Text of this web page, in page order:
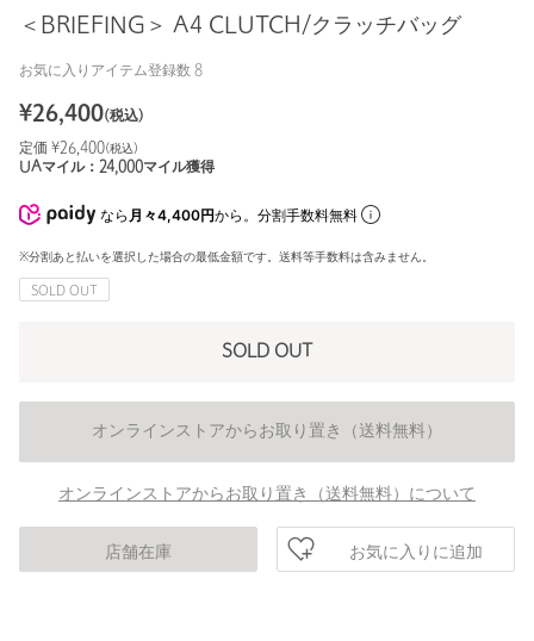
＜BRIEFING＞ A4 CLUTCH/クラッチバッグ
お気に入りアイテム登録数 8
¥26,400(税込)
定価 ¥26,400(税込)
UAマイル： 24,000マイル獲得
なら 月々4,400円から。分割手数料無料
※分割あと払いを選択した場合の最低金額です。送料等手数料は含みません。
SOLD OUT
SOLD OUT
オンラインストアからお取り置き（送料無料）
オンラインストアからお取り置き（送料無料）について
店舗在庫 お気に入りに追加